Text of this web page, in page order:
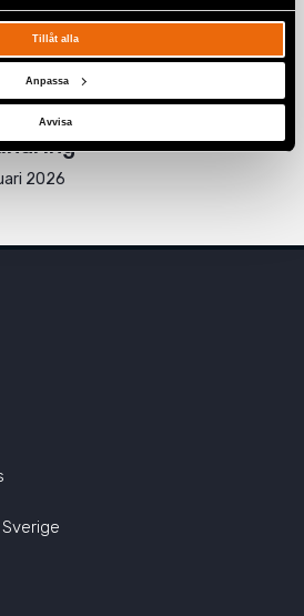
Tillåt alla
Anpassa
Avvisa
2026
med
förslag till SOU
försörjningskrav
2026